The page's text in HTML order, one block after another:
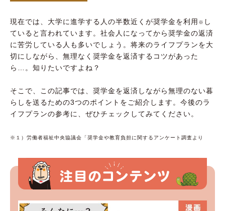
現在では、大学に進学する人の半数近くが奨学金を利用 ※ し
ていると言われています。社会人になってから奨学金の返済
に苦労している人も多いでしょう。将来のライフプランを大
切にしながら、無理なく奨学金を返済するコツがあった
ら…。知りたいですよね？
そこで、この記事では、奨学金を返済しながら無理のない暮
らしを送るための3つのポイントをご紹介します。今後のラ
イフプランの参考に、ぜひチェックしてみてください。
※１）労働者福祉中央協議会「奨学金や教育負担に関するアンケート調査より